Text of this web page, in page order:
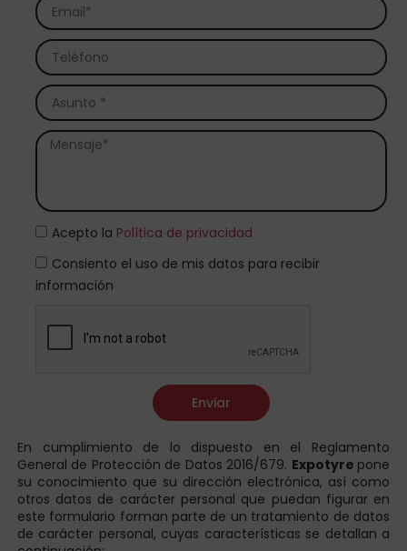
Acepto la Política de privacidad
Consiento el uso de mis datos para recibir
información
Enviar
En cumplimiento de lo dispuesto en el Reglamento
General de Protección de Datos 2016/679. Expotyre pone
su conocimiento que su dirección electrónica, así como
otros datos de carácter personal que puedan figurar en
este formulario forman parte de un tratamiento de datos
de carácter personal, cuyas características se detallan a